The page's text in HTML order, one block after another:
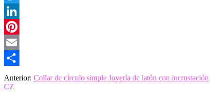
Twitter
LinkedIn
Pinterest
Email
Share
Anterior: Collar de círculo simple Joyería de latón con incrustación
CZ